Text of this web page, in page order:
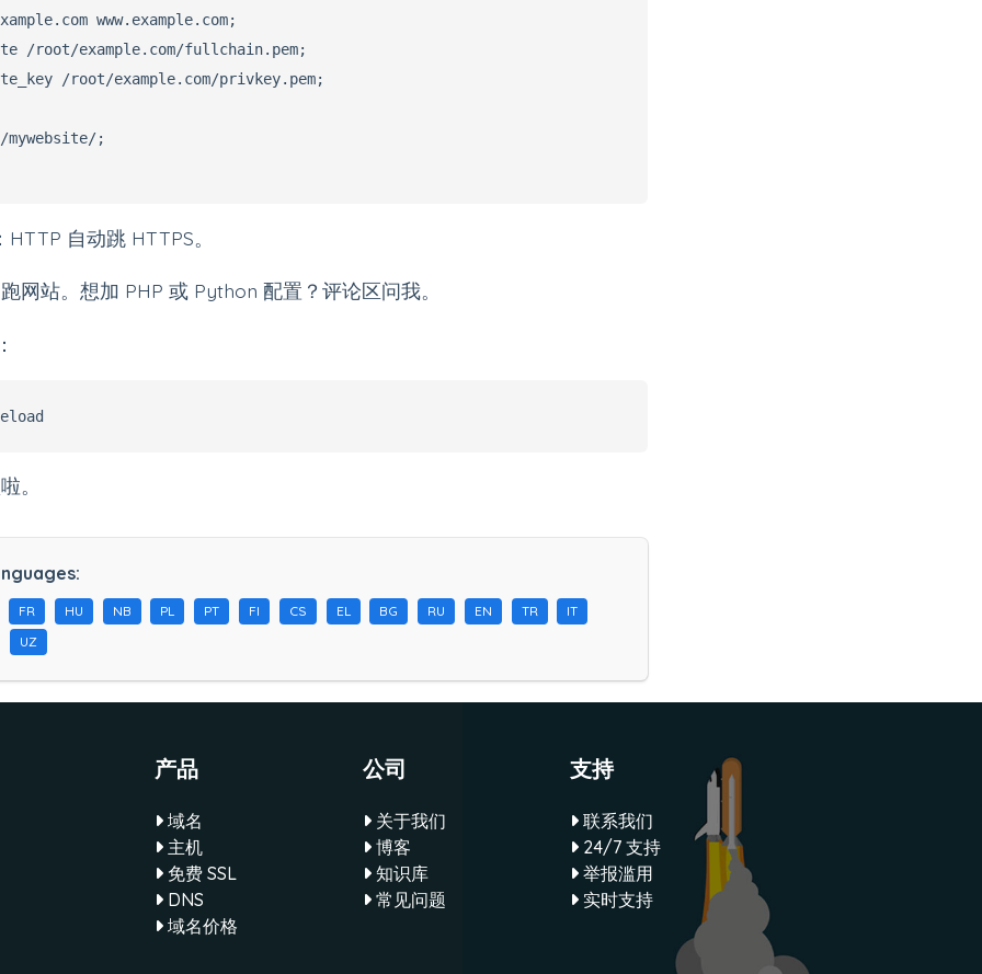
www.example.com;
/root/example.com/fullchain.pem;
/root/example.com/privkey.pem;
mywebsite/;
自动跳 HTTPS。
网站。想加 PHP 或 Python 配置？评论区问我。
。
FR HU NB PL PT FI CS EL BG RU EN TR
IT
UZ
产品
域名
主机
免费 SSL
DNS
域名价格
公司
关于我们
博客
知识库
常见问题
支持
联系我们
24/7 支持
举报滥用
实时支持